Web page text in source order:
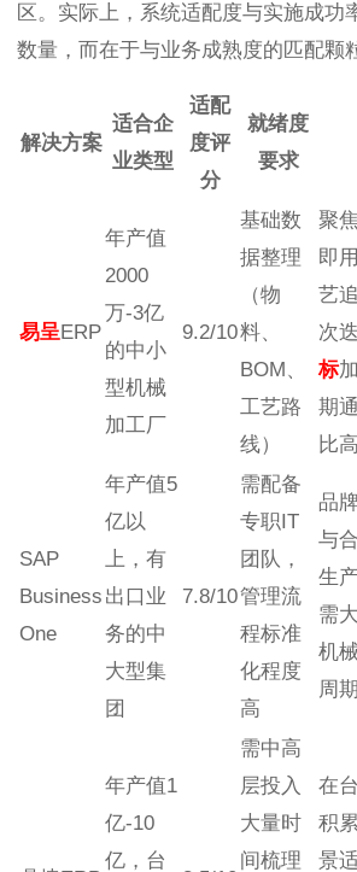
区。实际上，系统适配度与实施成功
数量，而在于与业务成熟度的匹配颗
解决方案
适合企
业类型
适配
度评
分
就绪度
要求
易呈ERP
年产值
2000
万-3亿
的中小
型机械
加工厂
9.2/10
基础数
据整理
（物
料、
BOM、
工艺路
线）
聚
即
艺
次
标
期
比高
SAP
Business
One
年产值5
亿以
上，有
出口业
务的中
大型集
团
7.8/10
需配备
专职IT
团队，
管理流
程标准
化程度
高
品
与
生
需
机
周
年产值1
亿-10
亿，台
需中高
层投入
大量时
间梳理
在
积
景